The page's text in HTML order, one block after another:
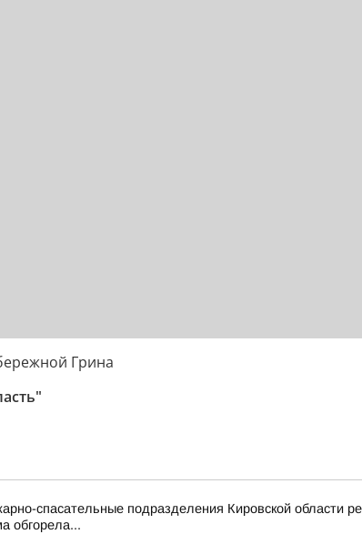
Грина
спасательные подразделения Кировской области
обгорела...